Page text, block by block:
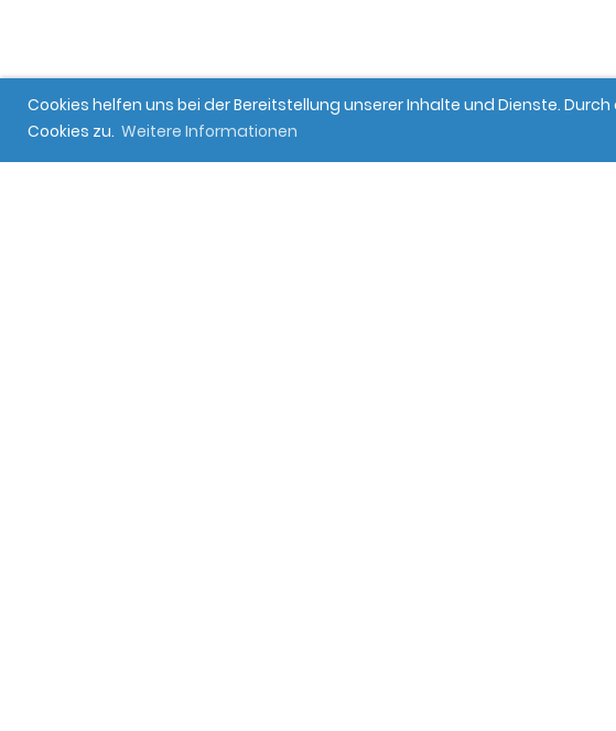
Cookies helfen uns bei der Bereitstellung unserer Inhalte und Dienste.
Cookies zu. Weitere Informationen